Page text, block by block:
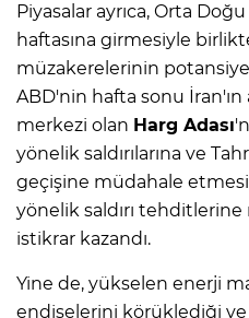
Piyasalar ayrıca, Orta
haftasına girmesiyle
müzakerelerinin
ABD'nin hafta sonu
merkezi olan Harg Adası
yönelik saldırılarına ve
geçişine müdahale etmesi
yönelik saldırı
istikrar kazandı.
Yine de, yükselen enerji
endişelerini körüklediği ve